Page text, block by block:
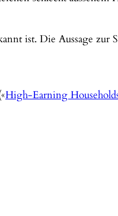
ist. Die Aussage zur
High-Earning